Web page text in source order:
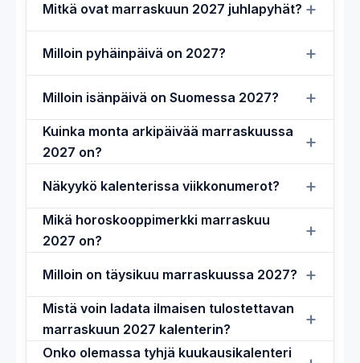
Mitkä ovat marraskuun 2027 juhlapyhät?
Milloin pyhäinpäivä on 2027?
Milloin isänpäivä on Suomessa 2027?
Kuinka monta arkipäivää marraskuussa
2027 on?
Näkyykö kalenterissa viikkonumerot?
Mikä horoskooppimerkki marraskuu
2027 on?
Milloin on täysikuu marraskuussa 2027?
Mistä voin ladata ilmaisen tulostettavan
marraskuun 2027 kalenterin?
Onko olemassa tyhjä kuukausikalenteri